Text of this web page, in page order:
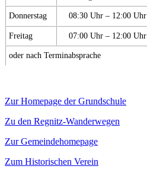
Donnerstag 08:30 Uhr – 12:00 Uhr
Freitag 07:00 Uhr – 12:00 Uhr
oder nach Terminabsprache
Zur Homepage der Grundschule
Zu den Regnitz-Wanderwegen
Zur Gemeindehomepage
Zum Historischen Verein